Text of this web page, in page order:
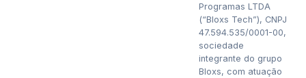
Programas LTDA
(“Bloxs Tech”), CNPJ
47.594.535/0001-00,
sociedade
integrante do grupo
Bloxs, com atuação